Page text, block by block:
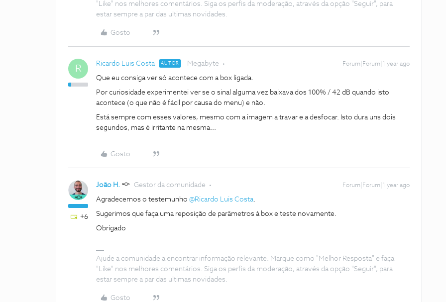
"Like" nos melhores comentários. Siga os perfis da moderação, através da opção "Seguir", para
estar sempre a par das ultimas novidades.
Gosto
R Ricardo Luis Costa AUTOR Megabyte Forum|Forum|1 year ago
Que eu consiga ver só acontece com a box ligada.
Por curiosidade experimentei ver se o sinal alguma vez baixava dos 100% / 42 dB quando isto
acontece (o que não é fácil por causa do menu) e não.
Está sempre com esses valores, mesmo com a imagem a travar e a desfocar. Isto dura uns dois
segundos, mas é irritante na mesma...
Gosto
+6
João H. Gestor da comunidade Forum|Forum|1 year ago
Agradecemos o testemunho ​ @Ricardo Luis Costa.
Sugerimos que faça uma reposição de parâmetros à box e teste novamente.
Obrigado
Ajude a comunidade a encontrar informação relevante. Marque como "Melhor Resposta" e faça
"Like" nos melhores comentários. Siga os perfis da moderação, através da opção "Seguir", para
estar sempre a par das ultimas novidades.
Gosto